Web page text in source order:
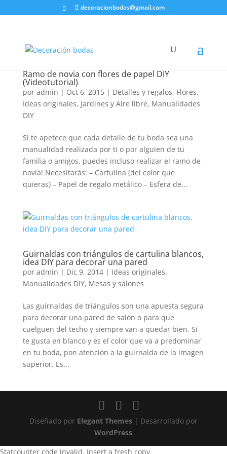
decoracionbodas@gmail.com
Ramo de novia con flores de papel DIY
(Videotutorial)
por admin | Oct 6, 2015| Detalles y regalos, Flores,
Ideas originales, Jardines y Aire libre, Manualidades
DIY
Si te apetece que cada detalle de tu boda sea una
manualidad realizada por ti o por alguien de tu
familia o amigos, puedes incluso realizar el ramo de
novia! Necesitarás: – Cartulina (del color que
quieras) – Papel de regalo metálico – Esfera de...
Guirnaldas con triángulos de cartulina blancos,
idea DIY para decorar una pared
por admin | Dic 9, 2014| Ideas originales,
Manualidades DIY, Mesas y salones
Las guirnaldas de triángulos son una apuesta segura
para decorar una pared de salón o para que
cuelguen del techo y siempre van a quedar bien. Si
te gusta en blanco y es el color que va a predominar
en tu boda, pon atención a la guirnalda de la imagen
superior. Es...
Diseñado por Elegant Themes| Desarrollado por
WordPress
Statcounter code invalid. Insert a fresh copy.